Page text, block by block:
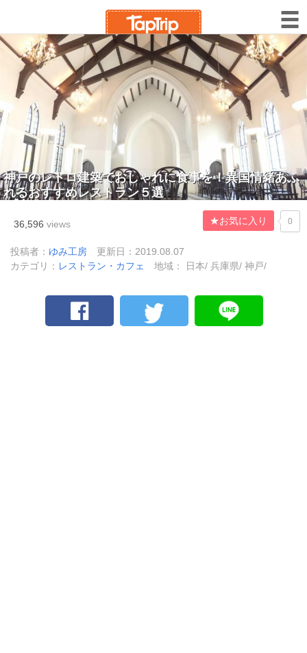
神戸のレトロ建築でおしゃれに食事を！異国情緒あふ
れるおすすめレストラン５選
36,596 views ★お気に入り 0
投稿者： ゆみ工房
更新日：2019.08.07
カテゴリ： レストラン・カフェ 地域： 日本/ 兵庫県/ 神戸/